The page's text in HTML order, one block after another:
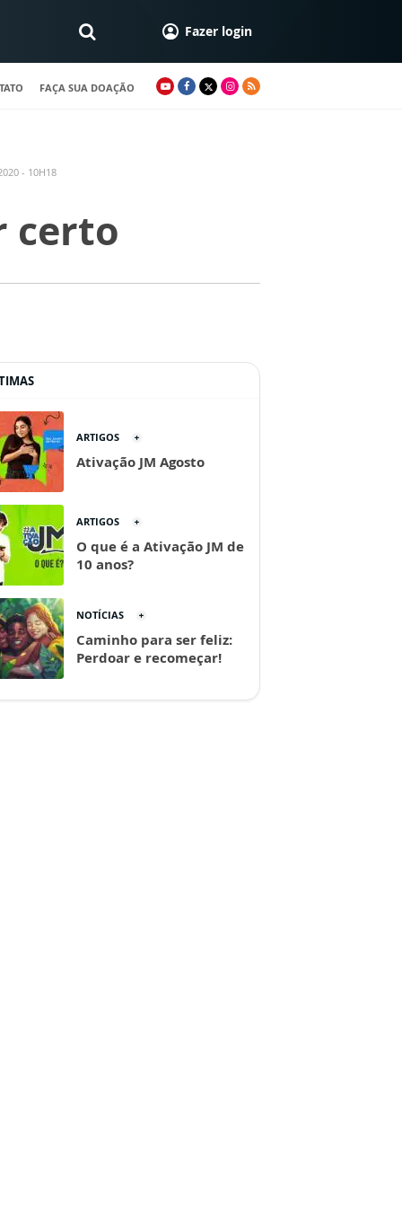
Fazer login
FAÇA SUA DOAÇÃO
- 10H18
certo
ARTIGOS
Ativação JM Agosto
ARTIGOS
O que é a Ativação JM de
10 anos?
NOTÍCIAS
Caminho para ser feliz:
Perdoar e recomeçar!